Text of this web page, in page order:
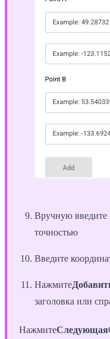
Вручную введите
точностью
Введите
Нажмите
заголовка или
НажмитеСледующая